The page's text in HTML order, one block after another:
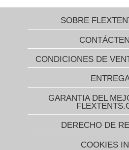
SOBRE
CONDICIONES DE
GARANTIA DEL
DERECHO DE
COOKIES